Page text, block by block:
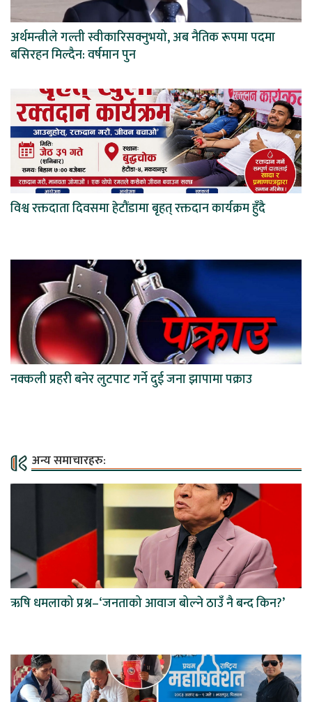
अर्थमन्त्रीले गल्ती स्वीकारिसक्नुभयो, अब नैतिक रूपमा पदमा
बसिरहन मिल्दैन: वर्षमान पुन
विश्व रक्तदाता दिवसमा हेटौंडामा बृहत् रक्तदान कार्यक्रम हुँदै
नक्कली प्रहरी बनेर लुटपाट गर्ने दुई जना झापामा पक्राउ
अन्य समाचारहरु:
ऋषि धमलाको प्रश्न–‘जनताको आवाज बोल्ने ठाउँ नै बन्द किन?’